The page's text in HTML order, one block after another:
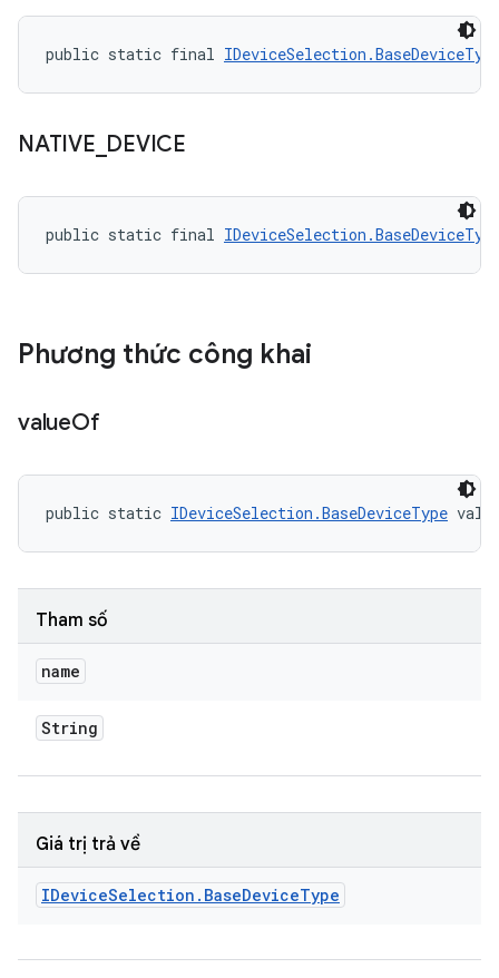
public static final
NATIVE DEVICE
public static final
Phương thức công khai
valueOf
public static IDeviceSelection.BaseDeviceType
Tham số
name
String
Giá trị trả về
IDeviceSelection . BaseDeviceType